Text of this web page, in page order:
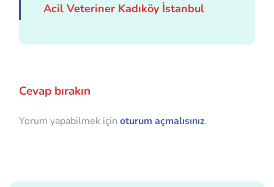
Acil Veteriner Kadıköy İstanbul
Cevap bırakın
Yorum yapabilmek için oturum açmalısınız.